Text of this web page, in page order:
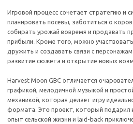
Игровой процесс сочетает стратегию и
планировать посевы, заботиться о
собирать урожай вовремя и продавать
прибыли. Кроме того, можно
дружить и создавать связи с
развитие сюжета и открытие новых
Harvest Moon GBC отличается
графикой, мелодичной музыкой и
механикой, которая делает игру
формата. Это проект, который подарил
опыт сельской жизни и laid-back